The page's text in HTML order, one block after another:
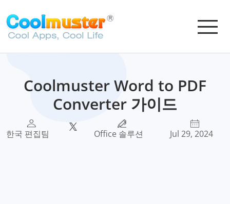
Coolmuster Word to PDF
Converter 가이드
한국 편집팀 Office 솔루션 Jul 29, 2024